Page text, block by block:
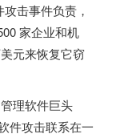
击事件负责，
家企业和机
元来恢复它窃
理软件巨头
件攻击联系在一